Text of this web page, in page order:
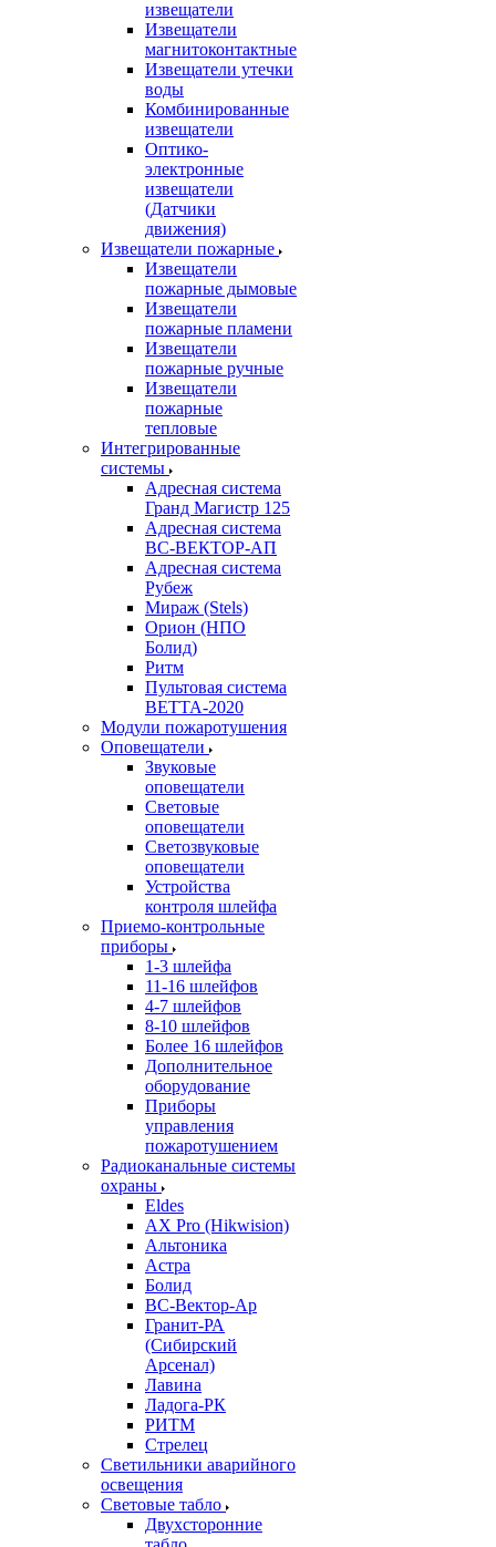
извещатели
Извещатели
магнитоконтактные
Извещатели утечки
воды
Комбинированные
извещатели
Оптико-
электронные
извещатели
(Датчики
движения)
Извещатели пожарные
Извещатели
пожарные дымовые
Извещатели
пожарные пламени
Извещатели
пожарные ручные
Извещатели
пожарные
тепловые
Интегрированные
системы
Адресная система
Гранд Магистр 125
Адресная система
ВС-ВЕКТОР-АП
Адресная система
Рубеж
Мираж (Stels)
Орион (НПО
Болид)
Ритм
Пультовая система
ВЕТТА-2020
Модули пожаротушения
Оповещатели
Звуковые
оповещатели
Световые
оповещатели
Светозвуковые
оповещатели
Устройства
контроля шлейфа
Приемо-контрольные
приборы
1-3 шлейфа
11-16 шлейфов
4-7 шлейфов
8-10 шлейфов
Более 16 шлейфов
Дополнительное
оборудование
Приборы
управления
пожаротушением
Радиоканальные системы
охраны
Eldes
AX Pro (Hikwision)
Альтоника
Астра
Болид
ВС-Вектор-Ар
Гранит-РА
(Сибирский
Арсенал)
Лавина
Ладога-РК
РИТМ
Стрелец
Светильники аварийного
освещения
Световые табло
Двухсторонние